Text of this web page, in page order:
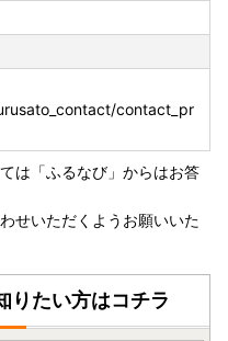
手続きいただきますよう
ナンバー確認書類・本人
い。
10日まで
ご連絡いたします。受付
るため、確認にお時間を
ださい。
ため、申し込み後のキャン
は、申込者、お礼の品（数
contact_pr
は「ふるなび」からはお答
せいただくようお願いいた
りたい方はコチラ